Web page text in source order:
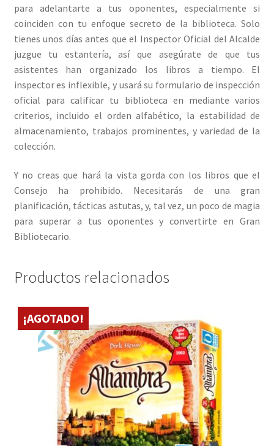
para adelantarte a tus oponentes, especialmente si
coinciden con tu enfoque secreto de la biblioteca. Solo
tienes unos días antes que el Inspector Oficial del Alcalde
juzgue tu estantería, así que asegúrate de que tus
asistentes han organizado los libros a tiempo. El
inspector es inflexible, y usará su formulario de inspección
oficial para calificar tu biblioteca en mediante varios
criterios, incluido el orden alfabético, la estabilidad de
almacenamiento, trabajos prominentes, y variedad de la
colección.
Y no creas que hará la vista gorda con los libros que el
Consejo ha prohibido. Necesitarás de una gran
planificación, tácticas astutas, y, tal vez, un poco de magia
para superar a tus oponentes y convertirte en Gran
Bibliotecario.
Productos relacionados
¡AGOTADO!